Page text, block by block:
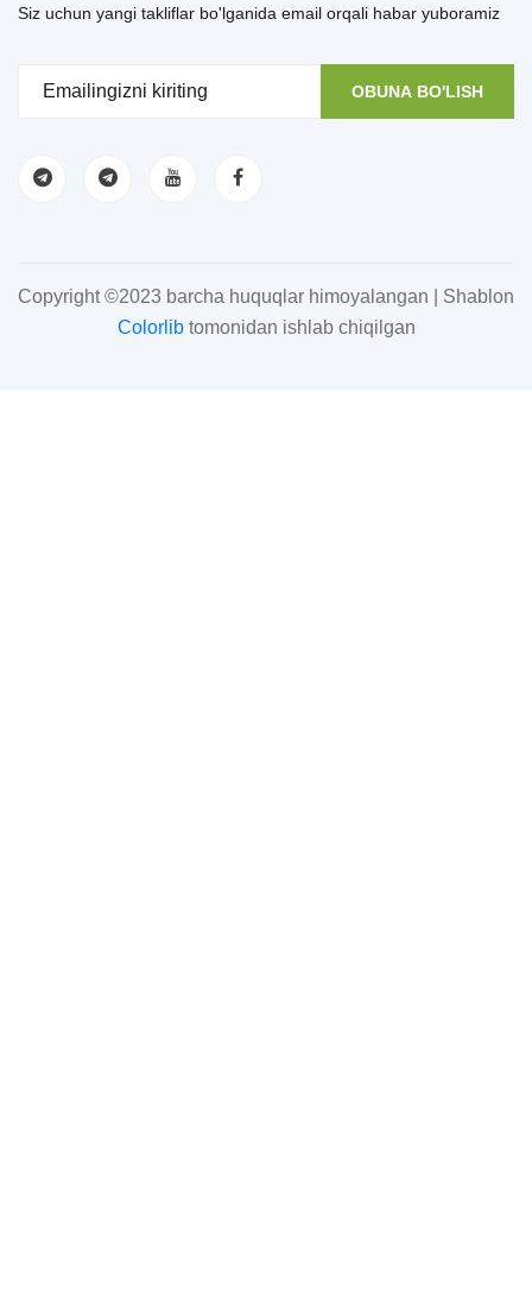
Siz uchun yangi takliflar bo'lganida email orqali habar yuboramiz
OBUNA BO'LISH
Copyright ©2023 barcha huquqlar himoyalangan | Shablon
Colorlibtomonidan ishlab chiqilgan